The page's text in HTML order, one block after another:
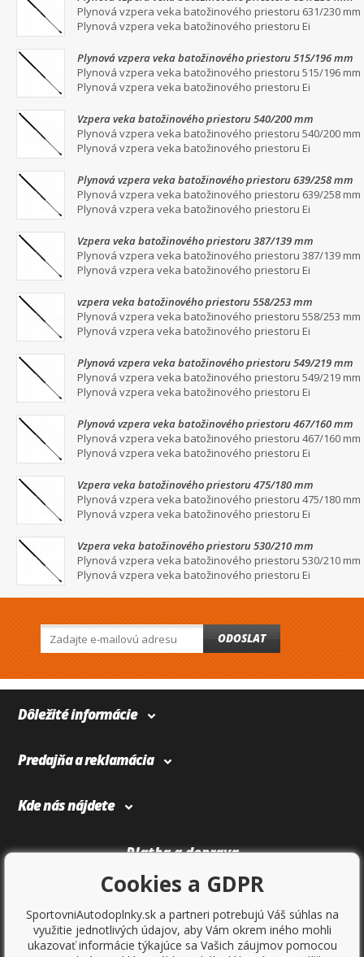
Plynová vzpera veka batožinového priestoru 631/230 mm
Plynová vzpera veka batožinového priestoru Ei
Plynová vzpera veka batožinového priestoru 515/196 mm
Plynová vzpera veka batožinového priestoru 515/196 mm
Plynová vzpera veka batožinového priestoru Ei
Vzpera veka batožinového priestoru 540/200 mm
Plynová vzpera veka batožinového priestoru 540/200 mm
Plynová vzpera veka batožinového priestoru Ei
Plynová vzpera veka batožinového priestoru 639/258 mm
Plynová vzpera veka batožinového priestoru 639/258 mm
Plynová vzpera veka batožinového priestoru Ei
Vzpera veka batožinového priestoru 387/139 mm
Plynová vzpera veka batožinového priestoru 387/139 mm
Plynová vzpera veka batožinového priestoru Ei
vzpera veka batožinového priestoru 558/253 mm
Plynová vzpera veka batožinového priestoru 558/253 mm
Plynová vzpera veka batožinového priestoru Ei
Plynová vzpera veka batožinového priestoru 549/219 mm
Plynová vzpera veka batožinového priestoru 549/219 mm
Plynová vzpera veka batožinového priestoru Ei
Plynová vzpera veka batožinového priestoru 467/160 mm
Plynová vzpera veka batožinového priestoru 467/160 mm
Plynová vzpera veka batožinového priestoru Ei
Vzpera veka batožinového priestoru 475/180 mm
Plynová vzpera veka batožinového priestoru 475/180 mm
Plynová vzpera veka batožinového priestoru Ei
Vzpera veka batožinového priestoru 530/210 mm
Plynová vzpera veka batožinového priestoru 530/210 mm
Plynová vzpera veka batožinového priestoru Ei
ODOSLAT
Dôležité informácie
Predajňa a reklamácia
Kde nás nájdete
Platba a doprava
Cookies a GDPR
SportovniAutodoplnky.sk a partneri potrebujú Váš súhlas na
využitie jednotlivých údajov, aby Vám okrem iného mohli
ukazovať informácie týkajúce sa Vašich záujmov pomocou